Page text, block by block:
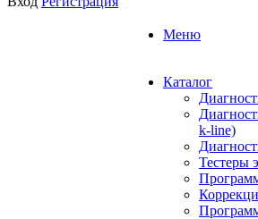
Меню
Каталог
k-line)
Тестеры